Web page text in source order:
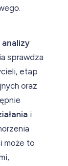
sprawdza
etap
oraz
i
może to